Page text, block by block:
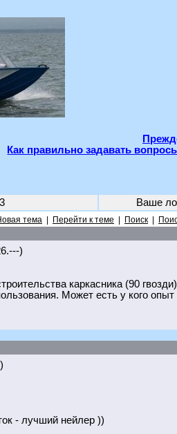
Как правильно задавать
Ваше
тема Перейти к теме Поиск
)
каркасника (90
Может есть у кого
- лучший нейлер ))